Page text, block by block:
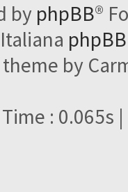
by phpBB®
by
Time : 0.065s